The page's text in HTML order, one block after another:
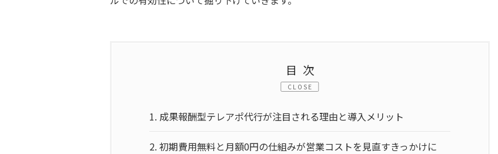
目次
CLOSE
1. 成果報酬型テレアポ代行が注目される理由と導入メリット
2. 初期費用無料と月額0円の仕組みが営業コストを見直すきっかけに